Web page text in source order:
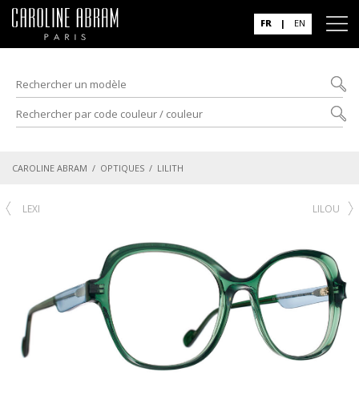
FR | EN
CAROLINE ABRAM / OPTIQUES / LILITH
LEXI LILOU